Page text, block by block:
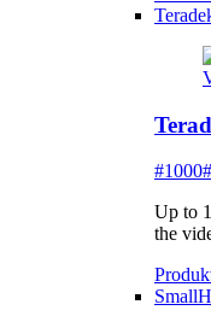
#1000
Up to
the